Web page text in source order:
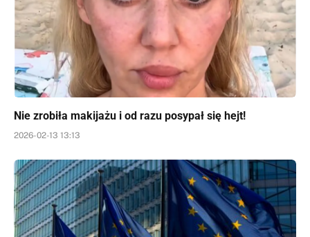
Nie zrobiła makijażu i od razu posypał się hejt!
2026-02-13 13:13